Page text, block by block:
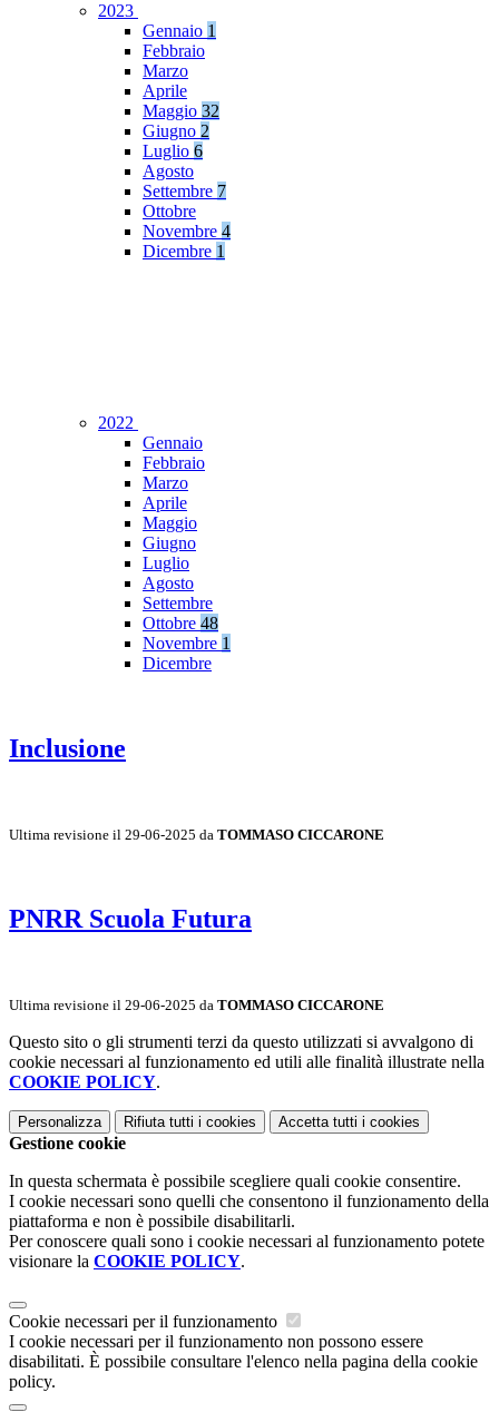
2023
Gennaio 1
Febbraio
Marzo
Aprile
Maggio 32
Giugno 2
Luglio 6
Agosto
Settembre 7
Ottobre
Novembre 4
Dicembre 1
2022
Gennaio
Febbraio
Marzo
Aprile
Maggio
Giugno
Luglio
Agosto
Settembre
Ottobre 48
Novembre 1
Dicembre
Inclusione
Ultima revisione il 29-06-2025 da TOMMASO CICCARONE
PNRR Scuola Futura
Ultima revisione il 29-06-2025 da TOMMASO CICCARONE
Questo sito o gli strumenti terzi da questo utilizzati si avvalgono di
cookie necessari al funzionamento ed utili alle finalità illustrate nella
COOKIE POLICY.
Personalizza Rifiuta tutti i cookies Accetta tutti i cookies
Gestione cookie
In questa schermata è possibile scegliere quali cookie consentire.
I cookie necessari sono quelli che consentono il funzionamento della
piattaforma e non è possibile disabilitarli.
Per conoscere quali sono i cookie necessari al funzionamento potete
visionare la COOKIE POLICY.
Cookie necessari per il funzionamento
I cookie necessari per il funzionamento non possono essere
disabilitati. È possibile consultare l'elenco nella pagina della cookie
policy.